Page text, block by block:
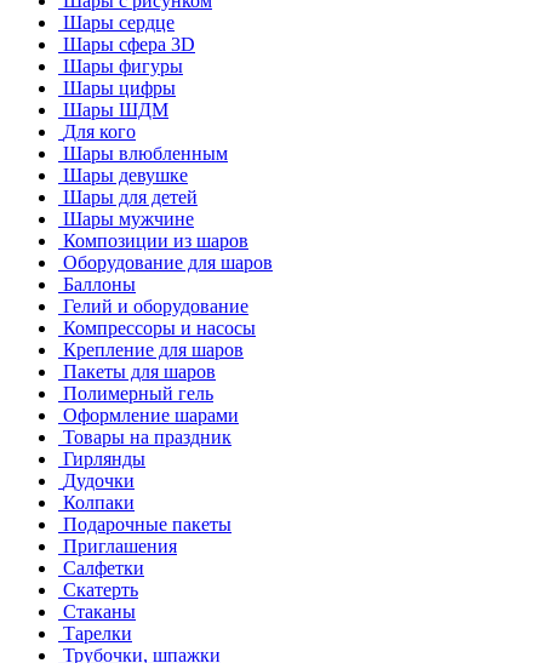
Шары сердце
Шары сфера 3D
Шары фигуры
Шары цифры
Шары ШДМ
Для кого
Шары влюбленным
Шары девушке
Шары для детей
Шары мужчине
Композиции из шаров
Оборудование для шаров
Баллоны
Гелий и оборудование
Компрессоры и насосы
Крепление для шаров
Пакеты для шаров
Полимерный гель
Оформление шарами
Товары на праздник
Гирлянды
Дудочки
Колпаки
Подарочные пакеты
Приглашения
Салфетки
Скатерть
Стаканы
Тарелки
Трубочки, шпажки